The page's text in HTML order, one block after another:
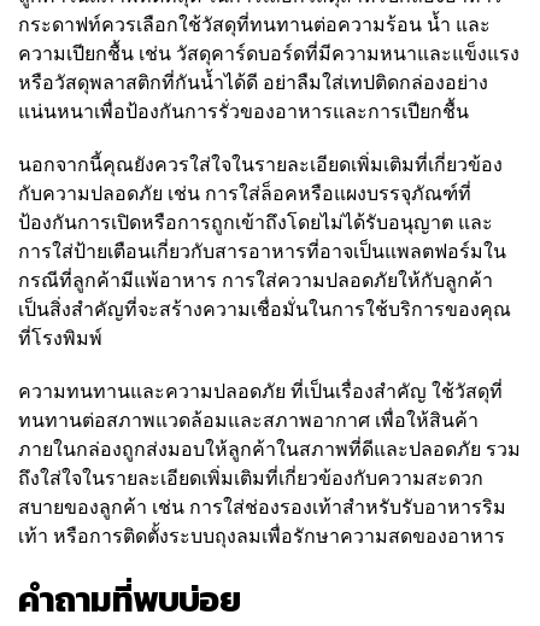
กระดาฟท์ควรเลือกใช้วัสดุที่ทนทานต่อความร้อน น้ำ และ
ความเปียกชื้น เช่น วัสดุคาร์ดบอร์ดที่มีความหนาและแข็งแรง
หรือวัสดุพลาสติกที่กันน้ำได้ดี อย่าลืมใส่เทปติดกล่องอย่าง
แน่นหนาเพื่อป้องกันการรั่วของอาหารและการเปียกชื้น
นอกจากนี้คุณยังควรใส่ใจในรายละเอียดเพิ่มเติมที่เกี่ยวข้อง
กับความปลอดภัย เช่น การใส่ล็อคหรือแผงบรรจุภัณฑ์ที่
ป้องกันการเปิดหรือการถูกเข้าถึงโดยไม่ได้รับอนุญาต และ
การใส่ป้ายเตือนเกี่ยวกับสารอาหารที่อาจเป็นแพลตฟอร์มใน
กรณีที่ลูกค้ามีแพ้อาหาร การใส่ความปลอดภัยให้กับลูกค้า
เป็นสิ่งสำคัญที่จะสร้างความเชื่อมั่นในการใช้บริการของคุณ
ที่โรงพิมพ์
ความทนทานและความปลอดภัย ที่เป็นเรื่องสำคัญ ใช้วัสดุที่
ทนทานต่อสภาพแวดล้อมและสภาพอากาศ เพื่อให้สินค้า
ภายในกล่องถูกส่งมอบให้ลูกค้าในสภาพที่ดีและปลอดภัย รวม
ถึงใส่ใจในรายละเอียดเพิ่มเติมที่เกี่ยวข้องกับความสะดวก
สบายของลูกค้า เช่น การใส่ช่องรองเท้าสำหรับรับอาหารริม
เท้า หรือการติดตั้งระบบถุงลมเพื่อรักษาความสดของอาหาร
คำถามที่พบบ่อย